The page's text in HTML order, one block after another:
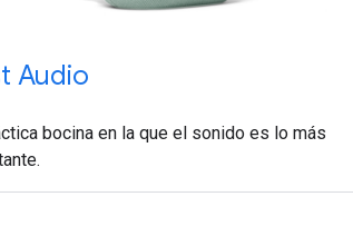
Audio
bocina en la que el sonido es lo más